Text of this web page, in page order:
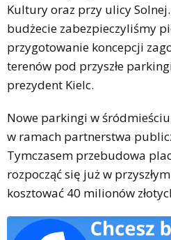
Kultury oraz przy ulicy
budżecie zabezpieczyliśmy
przygotowanie koncepcji
terenów pod przyszłe
prezydent Kielc.
Nowe parkingi w
w ramach partnerstwa
Tymczasem przebudowa
rozpocząć się już w
kosztować 40 milionów